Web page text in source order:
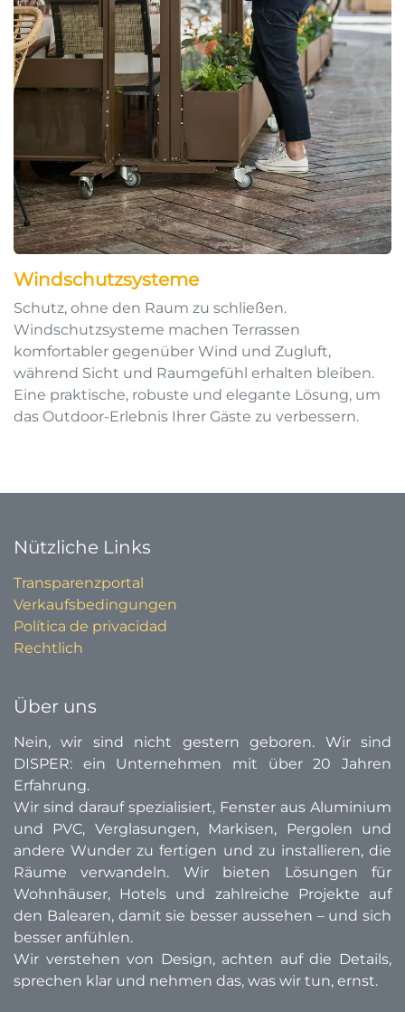
Windschutzsysteme
Schutz, ohne den Raum zu schließen.
Windschutzsysteme machen Terrassen
komfortabler gegenüber Wind und Zugluft,
während Sicht und Raumgefühl erhalten bleiben.
Eine praktische, robuste und elegante Lösung, um
das Outdoor-Erlebnis Ihrer Gäste zu verbessern.
Nützliche Links
Transparenzportal
Verkaufsbedingungen
Política de privacidad
Rechtlich
Über uns
Nein, wir sind nicht gestern geboren. Wir sind
DISPER: ein Unternehmen mit über 20 Jahren
Erfahrung.
Wir sind darauf spezialisiert, Fenster aus Aluminium
und PVC, Verglasungen, Markisen, Pergolen und
andere Wunder zu fertigen und zu installieren, die
Räume verwandeln. Wir bieten Lösungen für
Wohnhäuser, Hotels und zahlreiche Projekte auf
den Balearen, damit sie besser aussehen – und sich
besser anfühlen.
Wir verstehen von Design, achten auf die Details,
sprechen klar und nehmen das, was wir tun, ernst.